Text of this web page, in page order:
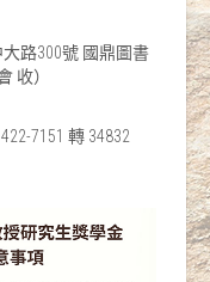
路300號 國鼎圖書
收）
7151 轉 34832